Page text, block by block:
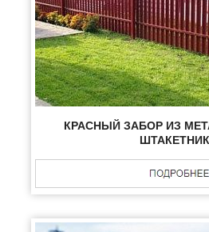
КРАСНЫЙ ЗАБОР ИЗ